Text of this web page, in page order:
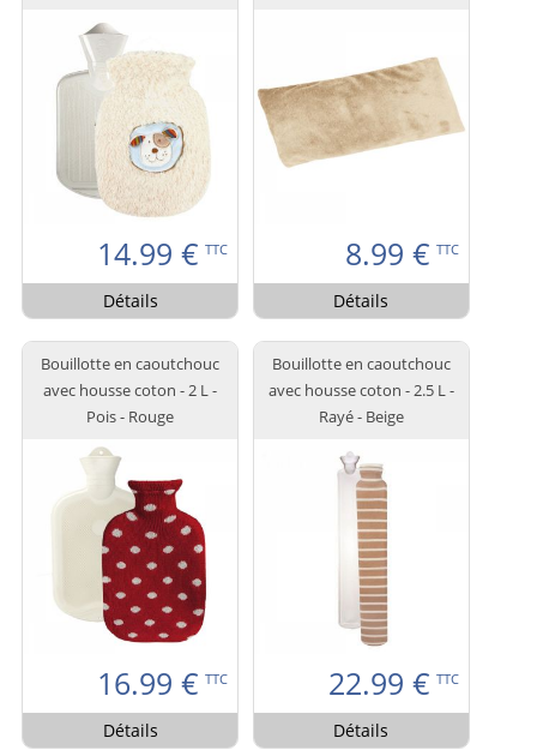
14.99 € TTC
Détails
8.99 € TTC
Détails
Bouillotte en caoutchouc
avec housse coton - 2 L -
Pois - Rouge
16.99 € TTC
Détails
Bouillotte en caoutchouc
avec housse coton - 2.5 L -
Rayé - Beige
22.99 € TTC
Détails